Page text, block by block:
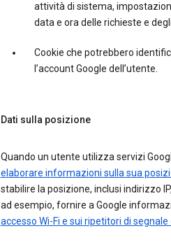
attività di sistema,
data e ora delle richieste e
Cookie che potrebbero
l’account Google dell’utente.
Dati sulla posizione
Quando un utente utilizza servizi
elaborare informazioni sulla sua
stabilire la posizione, inclusi indirizzo
ad esempio, fornire a Google
accesso Wi-Fi e sui ripetitori di segnale